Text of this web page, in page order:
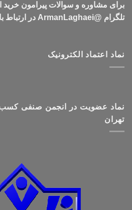
برای مشاوره و سوالات پیرامون خرید
تلگرام @ArmanLaghaei در ارتباط باشید.
نماد اعتماد الکترونیک
نماد عضویت در انجمن صنفی کسب
تهران